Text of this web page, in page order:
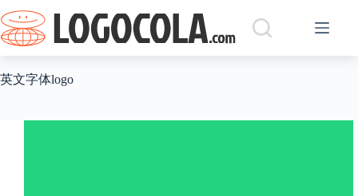
过
内
容
英文字体logo